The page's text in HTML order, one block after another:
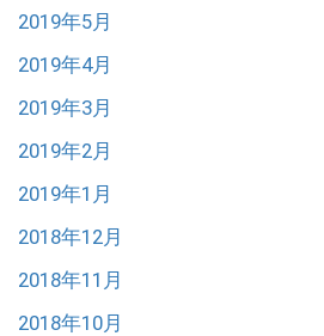
2019年5月
2019年4月
2019年3月
2019年2月
2019年1月
2018年12月
2018年11月
2018年10月